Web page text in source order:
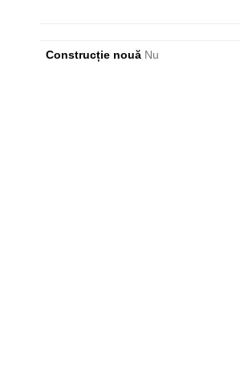
Construcție nouă Nu